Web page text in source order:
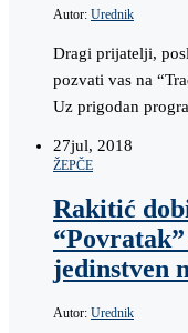
Autor: Urednik
Dragi prijatelji,
pozvati vas na
Uz prigodan
27jul, 2018
ŽEPČE
Rakitić
jedinstven
Autor: Urednik